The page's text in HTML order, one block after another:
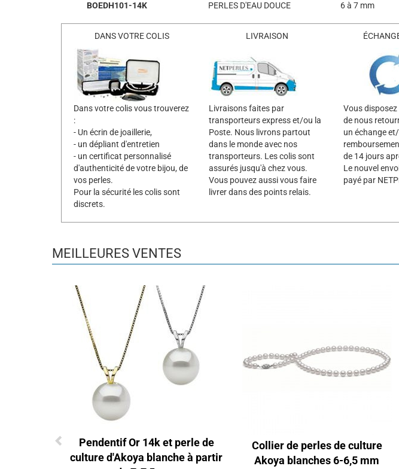
BOEDH101-14K
PERLES D'EAU DOUCE 6 à 7 mm
DANS VOTRE COLIS
Dans votre colis vous trouverez
:
- Un écrin de joaillerie,
- un dépliant d'entretien
- un certificat personnalisé
d'authenticité de votre bijou, de
vos perles.
Pour la sécurité les colis sont
discrets.
LIVRAISON
Livraisons faites par
transporteurs express et/ou la
Poste. Nous livrons partout
dans le monde avec nos
transporteurs. Les colis sont
assurés jusqu'à chez vous.
Vous pouvez aussi vous faire
livrer dans des points relais.
Vous
de nous
un échange
de 14 jours
Le nouvel
payé par
MEILLEURES VENTES
Pendentif Or 14k et perle de
culture d'Akoya blanche à partir
Collier de perles de culture
Akoya blanches 6-6,5 mm